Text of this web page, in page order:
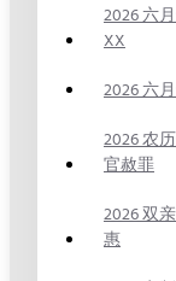
2026 六
XX
2026 六
2026 农
官赦罪
2026 双
惠